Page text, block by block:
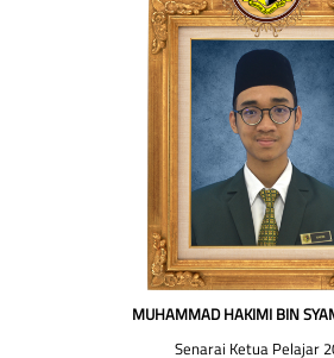
MUHAMMAD HAKIMI BIN
Senarai Ketua Pelajar